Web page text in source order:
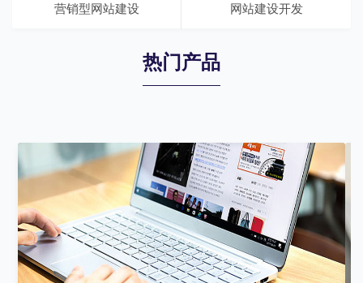
营销型网站建设 网站建设开发
热门产品